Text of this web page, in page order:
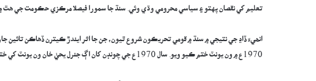
تعليم کي نقصان پهتو ۽ سياسي محرومي وڌي وئي. سنڌ جا سمورا فيصلا مرڪزي حڪومت جي هٿ ۾
انھيءَ ڏاڍ جي نتيجي ۾ سنڌ ۾ قومي تحريڪون شروع ٿيون، جن جا اثر ايندڙ ڪيترن ڏهاڪن
1970ع ۾ ون يونٽ ختم ڪيو ويو. سال 1970ع جي چونڊن کان اڳ جنرل يحيٰ خان ون يونٽ کي ختم ڪري صوبن کي انهن جي اصلي حيثيت ڏني.